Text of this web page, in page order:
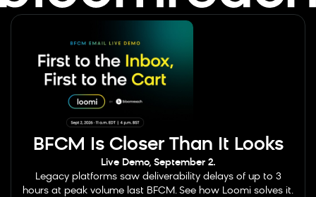
BFCM Is Closer Than It Looks
Live Demo, September 2.
Legacy platforms saw deliverability delays of up to 3
hours at peak volume last BFCM. See how Loomi solves it.